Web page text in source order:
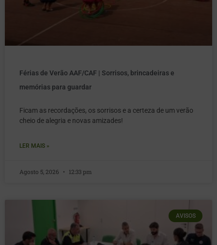
Férias de Verão AAF/CAF | Sorrisos, brincadeiras e
memórias para guardar
Ficam as recordações, os sorrisos e a certeza de um verão
cheio de alegria e novas amizades!
LER MAIS »
Agosto 5, 2026 12:33 pm
AVISOS